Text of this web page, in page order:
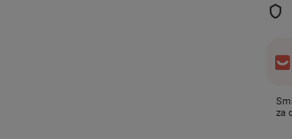
za